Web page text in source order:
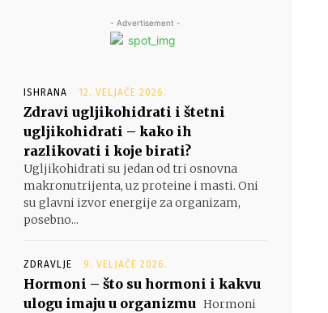
- Advertisement -
ISHRANA 12. VELJAČE 2026.
Zdravi ugljikohidrati i štetni
ugljikohidrati – kako ih
razlikovati i koje birati?
Ugljikohidrati su jedan od tri osnovna
makronutrijenta, uz proteine i masti. Oni
su glavni izvor energije za organizam,
posebno...
ZDRAVLJE 9. VELJAČE 2026.
Hormoni – što su hormoni i kakvu
ulogu imaju u organizmu Hormoni